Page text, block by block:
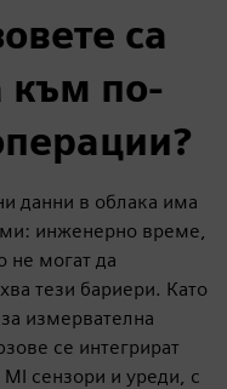
са
към по-
данни в облака има
инженерно време,
не могат да
тези бариери. Като
измервателна
се интегрират
сензори и уреди, с